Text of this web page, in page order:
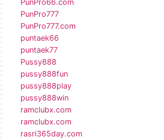
PunPro66.com
PunPro777
PunPro777.com
puntaek66
puntaek77
Pussy888
pussy888fun
pussy888play
pussy888win
ramclubx.com
ramclubx.com
rasri365day.com